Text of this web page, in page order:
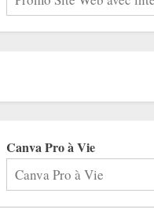
Canva Pro à Vie